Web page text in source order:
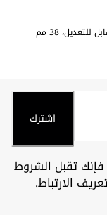
38 مم
اشترك
فإنك تقبلالشروط
الارتباط.